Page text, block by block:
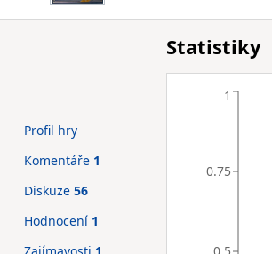
Statistiky
0.75
1
Profil hry
Komentáře 1
Diskuze 56
Hodnocení 1